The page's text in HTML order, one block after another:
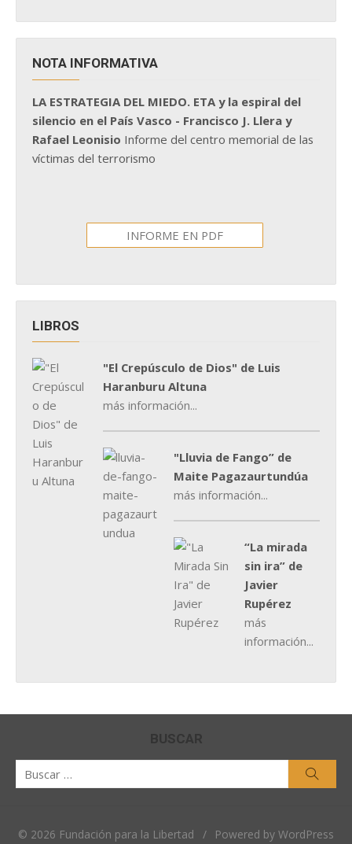
NOTA INFORMATIVA
LA ESTRATEGIA DEL MIEDO. ETA y la espiral del
silencio en el País Vasco - Francisco J. Llera y
Rafael Leonisio Informe del centro memorial de las
víctimas del terrorismo
INFORME EN PDF
LIBROS
"El Crepúsculo de Dios" de Luis
Haranburu Altuna
más información...
"Lluvia de Fango” de
Maite Pagazaurtundúa
más información...
“La mirada
sin ira” de
Javier
Rupérez
más
información...
BUSCAR
© 2026 Fundación para la Libertad / Powered by WordPress